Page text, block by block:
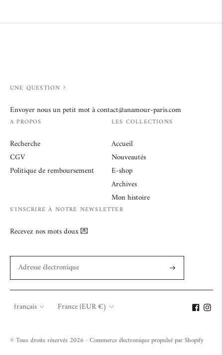
un
UNE QUESTION ?
Envoyer nous un petit mot à contact@anamour-paris.com
A PROPOS
Recherche
CGV
Politique de remboursement
LES COLLECTIONS
Accueil
Nouveautés
E-shop
Archives
Mon histoire
S'INSCRIRE À NOTRE NEWSLETTER
Recevez nos mots doux 💌
S'abonner
Langue
français Monnaie
France (EUR €)
© Tous droits réservés 2026 · Commerce électronique propulsé par Shopify